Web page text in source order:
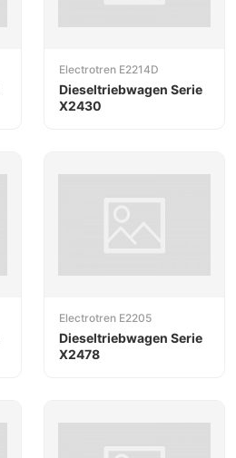
Electrotren E2214D
Dieseltriebwagen Serie
X2430
Electrotren E2205
Dieseltriebwagen Serie
X2478